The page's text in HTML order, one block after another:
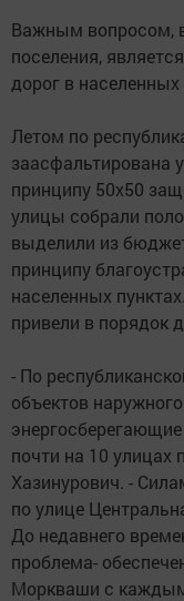
Важным вопросом,
поселения,
дорог в населенных
Летом по
заасфальтирована
принципу 50х50
улицы собрали
выделили из
принципу
населенных
привели в порядок
- По
объектов
почти на 10 улицах
Хазинурович. -
по улице
До недавнего
проблема-
Моркваши с